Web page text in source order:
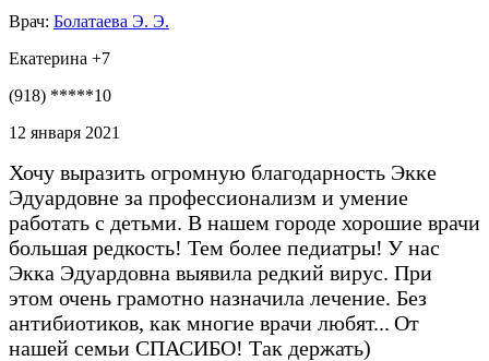
Врач: Болатаева Э. Э.
Екатерина +7
(918) *****10
12 января 2021
Хочу выразить огромную благодарность Экке
Эдуардовне за профессионализм и умение
работать с детьми. В нашем городе хорошие врачи
большая редкость! Тем более педиатры! У нас
Экка Эдуардовна выявила редкий вирус. При
этом очень грамотно назначила лечение. Без
антибиотиков, как многие врачи любят... От
нашей семьи СПАСИБО! Так держать)